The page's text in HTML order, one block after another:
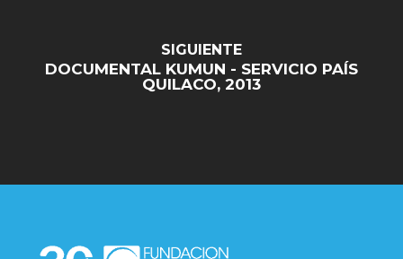
SIGUIENTE
DOCUMENTAL KUMUN - SERVICIO PAÍS
QUILACO, 2013